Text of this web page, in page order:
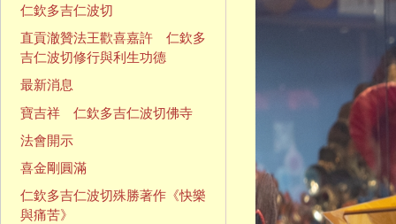
仁欽多吉仁波切
直貢澈贊法王歡喜嘉許 仁欽多
吉仁波切修行與利生功德
最新消息
寶吉祥 仁欽多吉仁波切佛寺
法會開示
喜金剛圓滿
仁欽多吉仁波切殊勝著作《快樂
與痛苦》